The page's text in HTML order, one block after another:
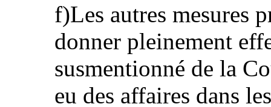
f)Les autres mesures
donner pleinement
susmentionné de la
eu des affaires dans